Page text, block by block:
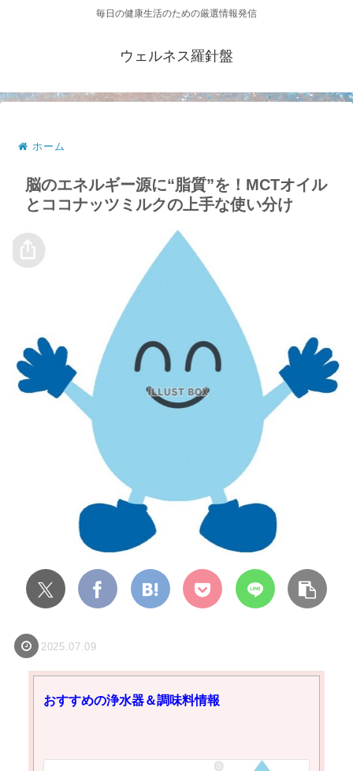
毎日の健康生活のための厳選情報発信
ウェルネス羅針盤
ホーム
脳のエネルギー源に“脂質”を！MCTオイル
とココナッツミルクの上手な使い分け
2025.07.09
おすすめの浄水器＆調味料情報